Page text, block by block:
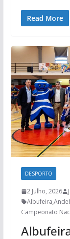
Read More
DESPORTO
2 Julho, 2026
Albufeira,
Campeonato